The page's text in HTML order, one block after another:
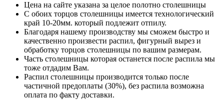
Цена на сайте указана за целое полотно столешницы
С обоих торцов столешницы имеется технологический
край 10-20мм. который подлежит отпилу.
Благодаря нашему производству мы сможем быстро и
качественно произвести распил, фигурный вырез и
обработку торцов столешницы по вашим размерам.
Часть столешницы которая останется после распила мы
тоже отдадим Вам.
Распил столешницы производится только после
частичной предоплаты (30%), без распила возможна
оплата по факту доставки.